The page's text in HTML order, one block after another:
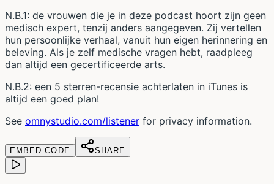
N.B.1: de vrouwen die je in deze podcast hoort zijn geen
medisch expert, tenzij anders aangegeven. Zij vertellen
hun persoonlijke verhaal, vanuit hun eigen herinnering en
beleving. Als je zelf medische vragen hebt, raadpleeg
dan altijd een gecertificeerde arts.
N.B.2: een 5 sterren-recensie achterlaten in iTunes is
altijd een goed plan!
See omnystudio.com/listener for privacy information.
EMBED CODE SHARE